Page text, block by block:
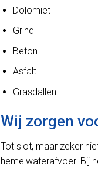
Dolomiet
Grind
Beton
Asfalt
Grasdallen
Wij zorgen
Tot slot, maar zeker
hemelwaterafvoer. Bij